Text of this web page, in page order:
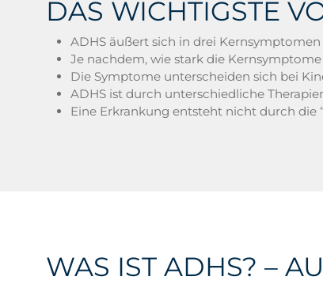
DAS WICHTIGSTE
ADHS äußert sich in drei
Je nachdem, wie stark die
Die Symptome unterscheiden sich bei
ADHS ist durch unterschiedliche
Eine Erkrankung entsteht nicht durch die
WAS IST ADHS? –